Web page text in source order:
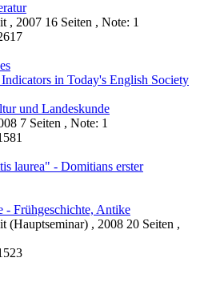
, 2007 16 Seiten , Note: 1
in Today's English Society
und Landeskunde
7 Seiten , Note: 1
laurea" - Domitians erster
- Frühgeschichte, Antike
(Hauptseminar) , 2008 20 Seiten ,